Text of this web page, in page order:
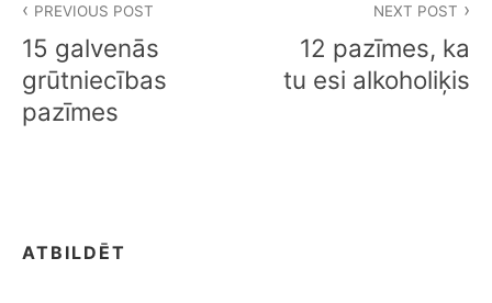
i
ņ
u
v
PREVIOUS POST
15 galvenās
grūtniecības
pazīmes
NEXT POST
12 pazīmes, ka
tu esi alkoholiķis
ATBILDĒT